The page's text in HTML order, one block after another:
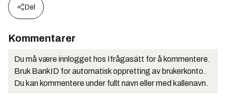
Del
Kommentarer
Du må være innlogget hos Ifrågasätt for å kommentere.
Bruk BankID for automatisk oppretting av brukerkonto.
Du kan kommentere under fullt navn eller med kallenavn.